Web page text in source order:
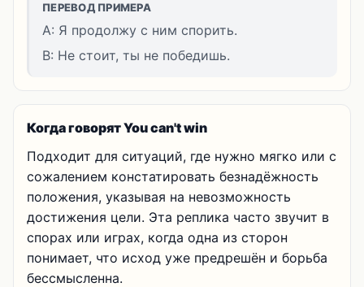
ПЕРЕВОД ПРИМЕРА
A: Я продолжу с ним спорить.
B: Не стоит, ты не победишь.
Когда говорят You can't win
Подходит для ситуаций, где нужно мягко или с
сожалением констатировать безнадёжность
положения, указывая на невозможность
достижения цели. Эта реплика часто звучит в
спорах или играх, когда одна из сторон
понимает, что исход уже предрешён и борьба
бессмысленна.